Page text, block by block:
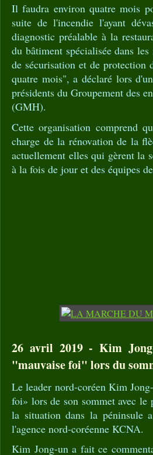
Il faudra environ quatre mois
suite de l'incendie l'ayant
diagnostic préalable à la
du bâtiment spécialisée dans
de sécurisation et de protection
quatre mois", a déclaré lors
présidents du Groupement des
(GMH).
Cette organisation comprend
charge de la rénovation de la
actuellement elles qui gèrent la
à la fois de jour et des équipes
26 avril 2019 - Kim
"mauvaise foi" lors du
Le leader nord-coréen Kim
foi» lors de son sommet avec
la situation dans la péninsule
l'agence nord-coréenne KCNA.
Kim Jong-un a fait ce